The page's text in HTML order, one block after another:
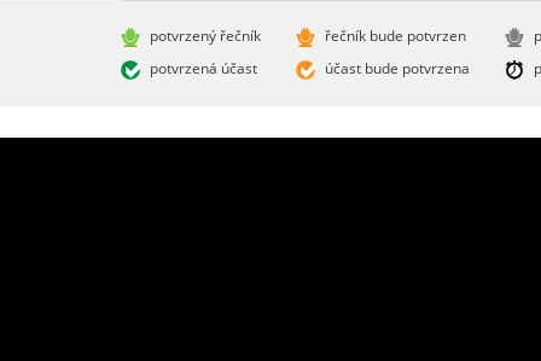
potvrzený řečník
potvrzená účast
řečník bude potvrzen
účast bude potvrzena